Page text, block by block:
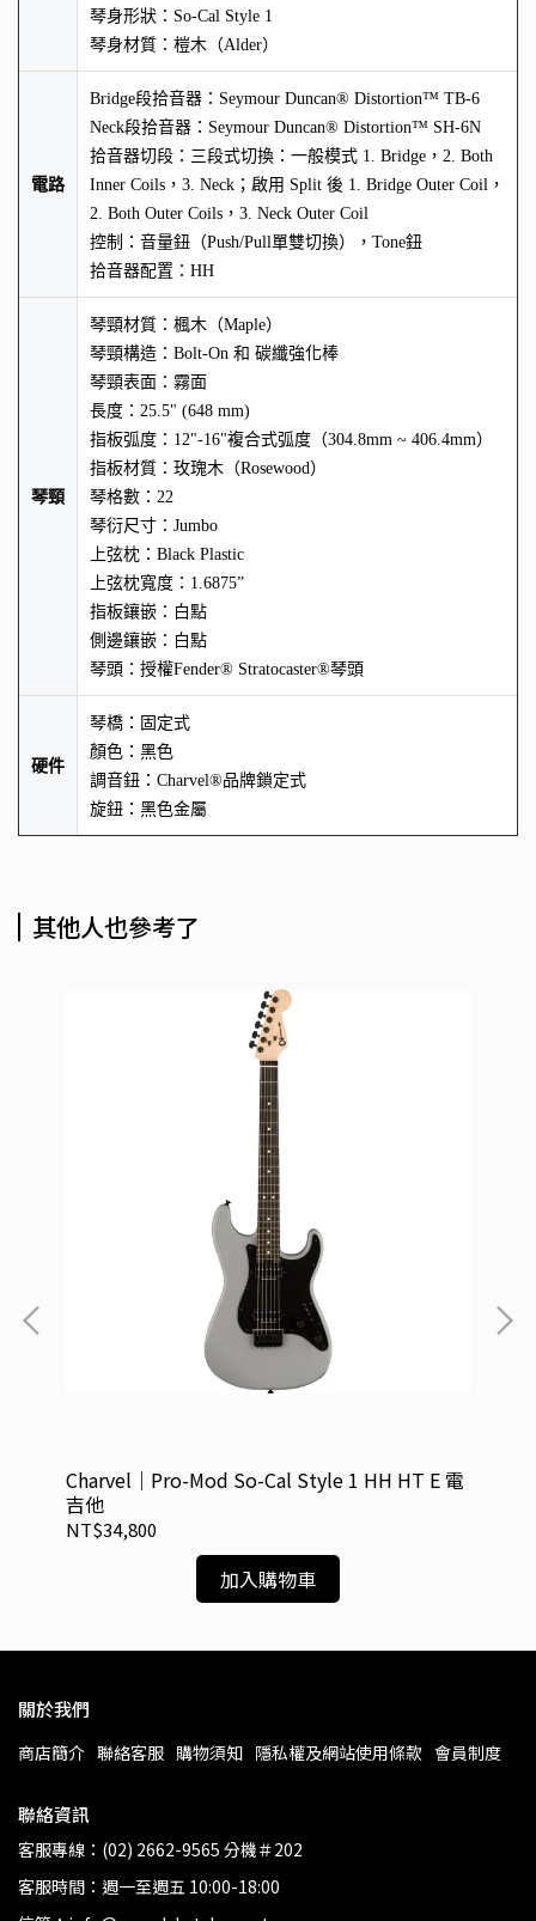
琴身形狀：So-Cal Style 1
琴身材質：榿木（Alder）
電路
Bridge段拾音器：Seymour Duncan® Distortion™ TB-6
Neck段拾音器：Seymour Duncan® Distortion™ SH-6N
拾音器切段：三段式切換：一般模式 1. Bridge，2. Both
Inner Coils，3. Neck；啟用 Split 後 1. Bridge Outer Coil，
2. Both Outer Coils，3. Neck Outer Coil
控制：音量鈕（Push/Pull單雙切換），Tone鈕
拾音器配置：HH
琴頸
琴頸材質：楓木（Maple）
琴頸構造：Bolt-On 和 碳纖強化棒
琴頸表面：霧面
長度：25.5" (648 mm)
指板弧度：12"-16"複合式弧度（304.8mm ~ 406.4mm）
指板材質：玫瑰木（Rosewood）
琴格數：22
琴衍尺寸：Jumbo
上弦枕：Black Plastic
上弦枕寬度：1.6875”
指板鑲嵌：白點
側邊鑲嵌：白點
琴頭：授權Fender® Stratocaster®琴頭
硬件
琴橋：固定式
顏色：黑色
調音鈕：Charvel®品牌鎖定式
旋鈕：黑色金屬
其他人也參考了
Charvel｜Pro-Mod So-Cal Style 1 HH HT E 電
吉他
NT$34,800
加入購物車
關於我們
商店簡介 聯絡客服 購物須知 隱私權及網站使用條款 會員制度
聯絡資訊
客服專線：(02) 2662-9565 分機＃202
客服時間：週一至週五 10:00-18:00